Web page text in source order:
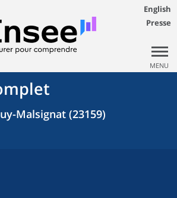
English
Presse
MENU
Malsignat (23159)